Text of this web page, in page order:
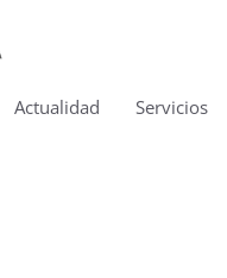
Actualidad Servicios